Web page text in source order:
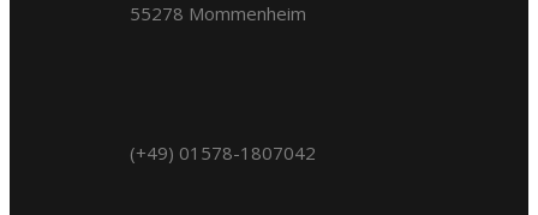
55278 Mommenheim
(+49) 01578-1807042